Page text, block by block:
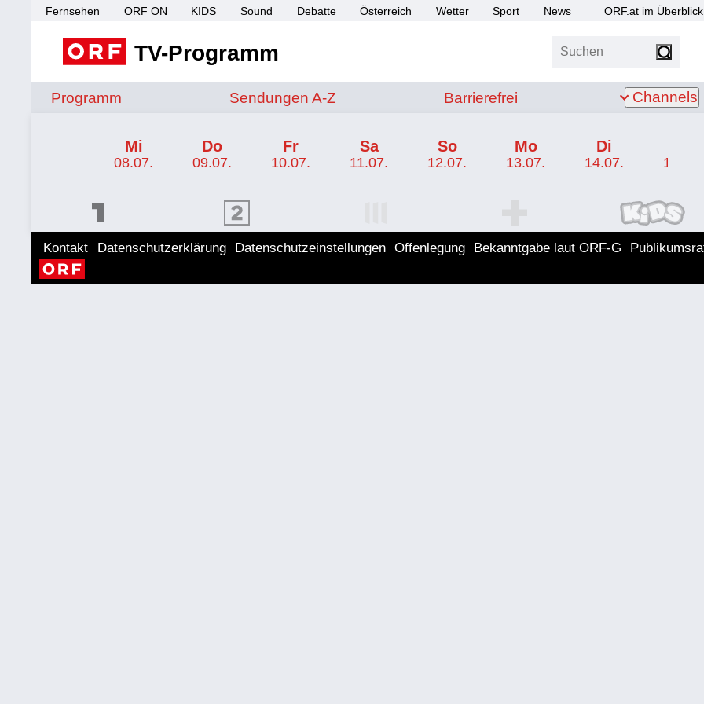
Fernsehen ORF ON KIDS Sound Debatte Österreich Wetter Sport News ORF.at im Überblick
TV-Programm Suchen
Programm Sendungen von A bis Z
Sendungen A-Z Barrierefrei
Barrierefrei Channels
Mi
08.07.
Do
09.07.
Fr
10.07.
Sa
11.07.
So
12.07.
Mo
13.07.
Di
14.07. 15.07.
ORF 2 Programm ORF KIDS Programm
Kontakt Datenschutzerklärung Datenschutzeinstellungen Offenlegung Bekanntgabe laut ORF-G